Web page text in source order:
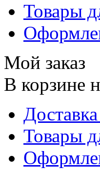
Товары
Мой заказ
В корзине
Товары